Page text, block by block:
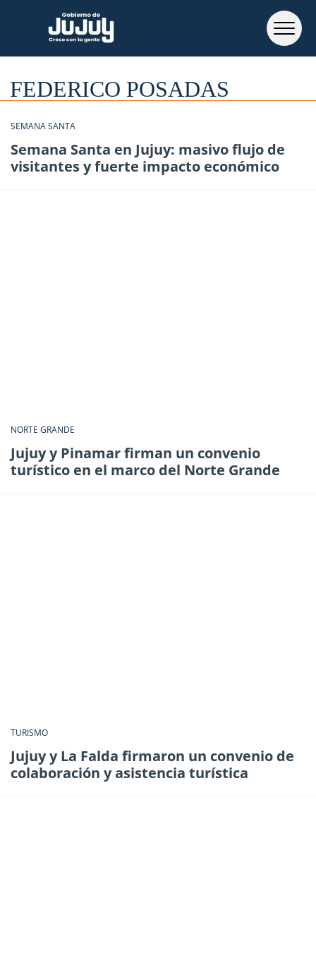
FEDERICO POSADAS
SEMANA SANTA
Semana Santa en Jujuy: masivo flujo de
visitantes y fuerte impacto económico
NORTE GRANDE
Jujuy y Pinamar firman un convenio
turístico en el marco del Norte Grande
TURISMO
Jujuy y La Falda firmaron un convenio de
colaboración y asistencia turística